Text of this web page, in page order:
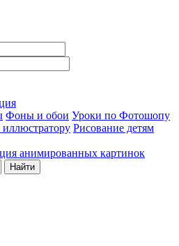
Фоны и обои Уроки по Фотошопу
Рисование детям
анимированных картинок
Найти